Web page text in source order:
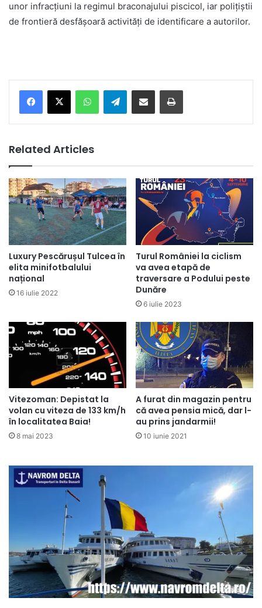
unor infracțiuni la regimul braconajului piscicol, iar polițiștii
de frontieră desfășoară activități de identificare a autorilor.
Telegram
Related Articles
Luxury Pescărușul Tulcea în
elita minifotbalului
național
16 iulie 2022
Turul României la ciclism
va avea etapă de
traversare a Podului peste
Dunăre
6 iulie 2023
Vitezoman: Depistat la
volan cu viteza de 133 km/h
în localitatea Baia!
8 mai 2023
A furat din magazin pentru
că avea pensia mică, dar l-
au prins jandarmii!
10 iunie 2021